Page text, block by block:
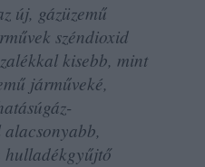
új, gázüzemű
széndioxid
kisebb, mint
járműveké,
hulladékgyűjtő